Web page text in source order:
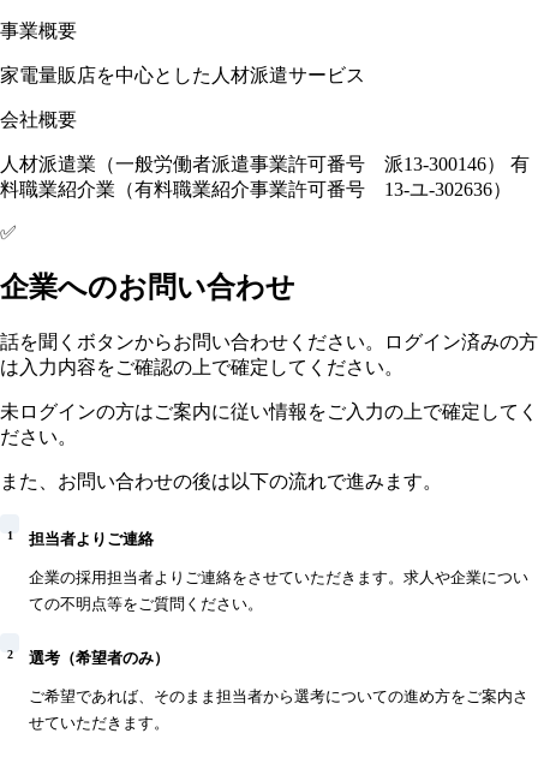
事業概要
家電量販店を中心とした人材派遣サービス
会社概要
人材派遣業（一般労働者派遣事業許可番号 派13-300146） 有
料職業紹介業（有料職業紹介事業許可番号 13-ユ-302636）
✅
企業へのお問い合わせ
話を聞くボタンからお問い合わせください。ログイン済みの方
は入力内容をご確認の上で確定してください。
未ログインの方はご案内に従い情報をご入力の上で確定してく
ださい。
また、お問い合わせの後は以下の流れで進みます。
1 担当者よりご連絡
企業の採用担当者よりご連絡をさせていただきます。求人や企業につい
ての不明点等をご質問ください。
2 選考（希望者のみ）
ご希望であれば、そのまま担当者から選考についての進め方をご案内さ
せていただきます。